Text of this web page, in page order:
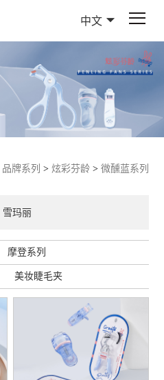
中文
品牌系列 > 炫彩芬龄> 微醺蓝系列
雪玛丽
摩登系列
美妆睫毛夹